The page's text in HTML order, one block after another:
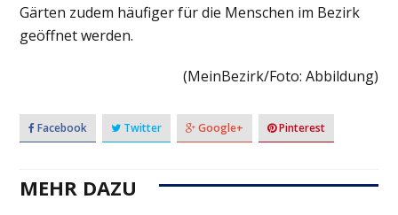
Gärten zudem häufiger für die Menschen im Bezirk
geöffnet werden.
(MeinBezirk/Foto: Abbildung)
Facebook Twitter Google+ Pinterest
MEHR DAZU